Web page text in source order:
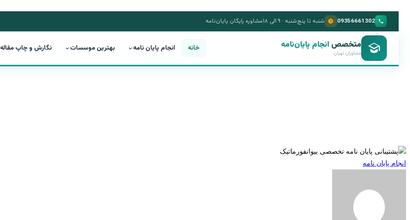
09356661302 شنبه تا پنج‌شنبه · ۹ الی ۱۸ مشاوره رایگان پایان‌نامه
متخصص انجام پایان‌نامه
مشاوران تهران خانه انجام پایان نامه بهترین موسسات نگارش و چاپ مقاله
انجام پایان نامه